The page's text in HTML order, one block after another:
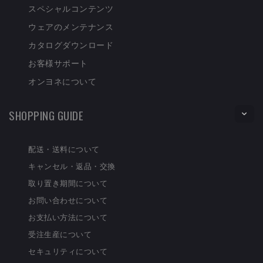
スペシャルコンテンツ
ウェアのメンテナンス
カタログダウンロード
お客様サポート
オンヨネについて
SHOPPING GUIDE
配送・送料について
キャンセル・返品・交換
取り置き期間について
お問い合わせについて
お支払い方法について
受注生産について
セキュリティについて